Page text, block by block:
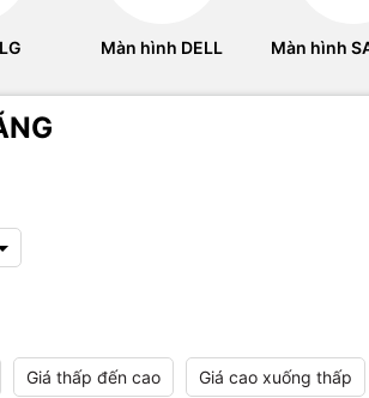
Màn hình DELL Màn hình
Giá thấp đến cao Giá cao xuống thấp